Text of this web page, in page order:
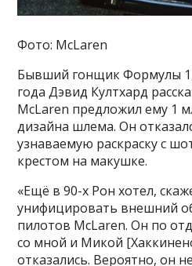
Фото: McLaren
Бывший гонщик Формулы
года Дэвид Култхард
McLaren предложил ему 1
дизайна шлема. Он
узнаваемую раскраску с
крестом на макушке.
«Ещё в 90-х Рон хотел,
унифицировать внешний
пилотов McLaren. Он по
со мной и Микой
отказались. Вероятно, он